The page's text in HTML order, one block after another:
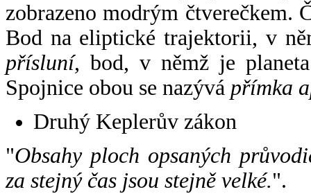
zobrazeno modrým čtverečkem.
Bod na eliptické trajektorii, v
přísluní, bod, v němž je
Spojnice obou se nazývá přímka
Druhý Keplerův zákon
"Obsahy ploch opsaných
za stejný čas jsou stejně velké.".